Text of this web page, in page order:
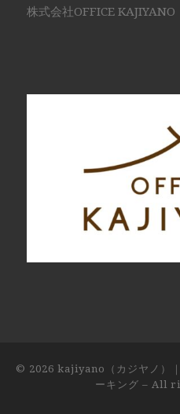
株式会社OFFICE KAJIYANO
© 2026 kajiyano（カジヤノ）
ーキング – All